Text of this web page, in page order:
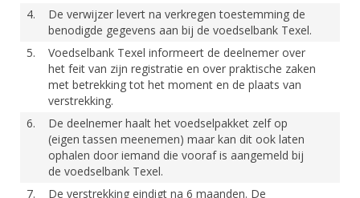
4.
De verwijzer levert na verkregen toestemming de
benodigde gegevens aan bij de voedselbank Texel.
5.
Voedselbank Texel informeert de deelnemer over
het feit van zijn registratie en over praktische zaken
met betrekking tot het moment en de plaats van
verstrekking.
6.
De deelnemer haalt het voedselpakket zelf op
(eigen tassen meenemen) maar kan dit ook laten
ophalen door iemand die vooraf is aangemeld bij
de voedselbank Texel.
7.
De verstrekking eindigt na 6 maanden. De